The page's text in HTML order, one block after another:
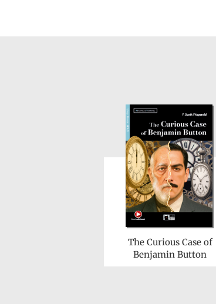
The Curious Case of
Benjamin Button